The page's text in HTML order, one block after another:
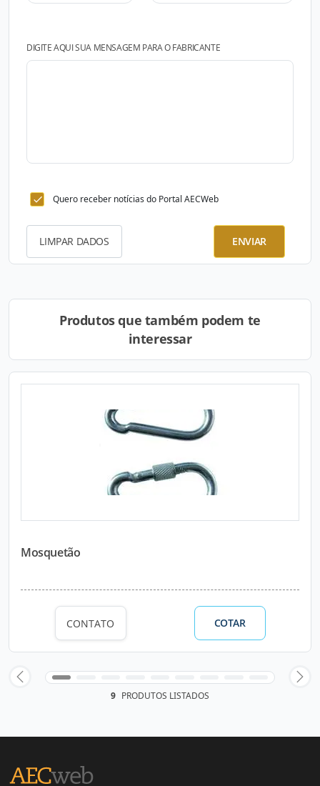
DIGITE AQUI SUA MENSAGEM PARA O FABRICANTE
Quero receber notícias do Portal AECWeb
LIMPAR DADOS ENVIAR
Produtos que também podem te
interessar
Mosquetão
CONTATO COTAR
9 PRODUTOS LISTADOS